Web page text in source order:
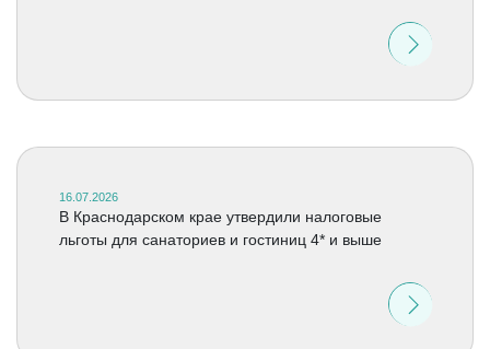
16.07.2026
В Краснодарском крае утвердили налоговые
льготы для санаториев и гостиниц 4* и выше